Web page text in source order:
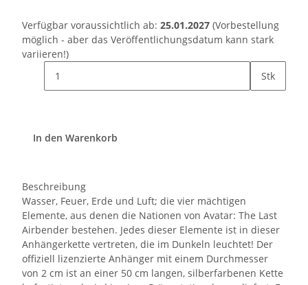
Verfügbar voraussichtlich ab: 25.01.2027 (Vorbestellung
möglich - aber das Veröffentlichungsdatum kann stark
variieren!)
Stk
In den Warenkorb
Beschreibung
Wasser, Feuer, Erde und Luft; die vier mächtigen
Elemente, aus denen die Nationen von Avatar: The Last
Airbender bestehen. Jedes dieser Elemente ist in dieser
Anhängerkette vertreten, die im Dunkeln leuchtet! Der
offiziell lizenzierte Anhänger mit einem Durchmesser
von 2 cm ist an einer 50 cm langen, silberfarbenen Kette